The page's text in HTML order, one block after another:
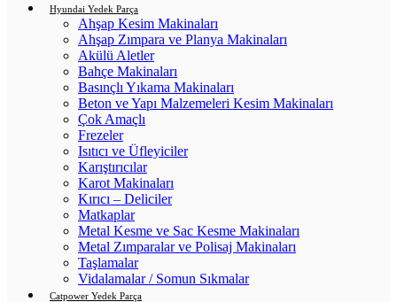
Hyundai Yedek Parça
Ahşap Kesim Makinaları
Ahşap Zımpara ve Planya Makinaları
Akülü Aletler
Bahçe Makinaları
Basınçlı Yıkama Makinaları
Beton ve Yapı Malzemeleri Kesim Makinaları
Çok Amaçlı
Frezeler
Isıtıcı ve Üfleyiciler
Karıştırıcılar
Karot Makinaları
Kırıcı – Deliciler
Matkaplar
Metal Kesme ve Sac Kesme Makinaları
Metal Zımparalar ve Polisaj Makinaları
Taşlamalar
Vidalamalar / Somun Sıkmalar
Catpower Yedek Parça